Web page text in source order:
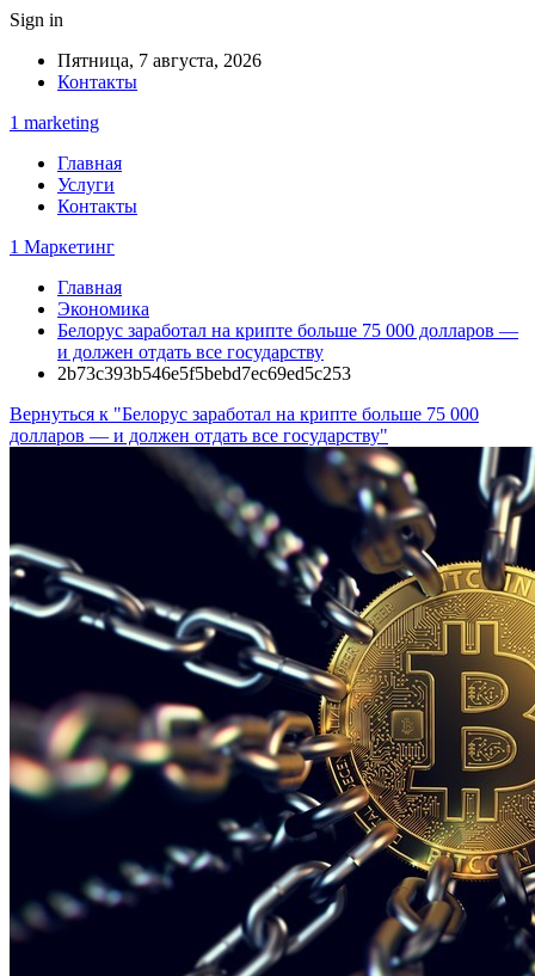
Sign in
Пятница, 7 августа, 2026
Контакты
1 marketing
Главная
Услуги
Контакты
1 Маркетинг
Главная
Экономика
Белорус заработал на крипте больше 75 000 долларов —
и должен отдать все государству
2b73c393b546e5f5bebd7ec69ed5c253
Вернуться к "Белорус заработал на крипте больше 75 000
долларов — и должен отдать все государству"